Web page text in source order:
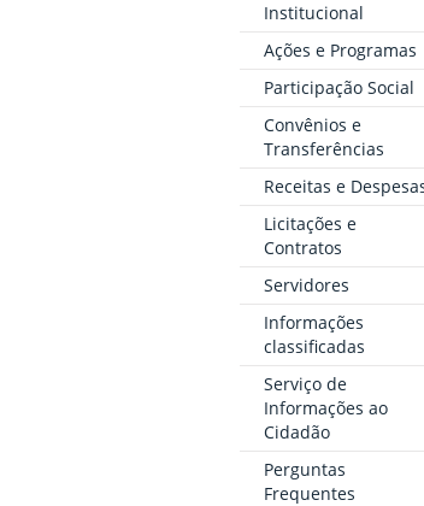
Institucional
Ações e Programas
Participação Social
Convênios e
Transferências
Receitas e
Licitações e
Contratos
Servidores
Informações
classificadas
Serviço de
Informações ao
Cidadão
Perguntas
Frequentes